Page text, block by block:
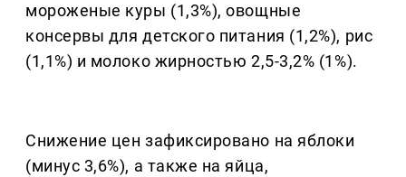
мороженые куры (1,3%), овощные
консервы для детского питания (1,2%), рис
(1,1%) и молоко жирностью 2,5-3,2% (1%).
Снижение цен зафиксировано на яблоки
(минус 3,6%), а также на яйца,